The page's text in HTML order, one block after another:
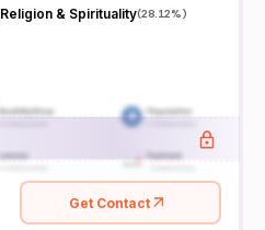
Religion & Spirituality(28.12%)
Get Contact